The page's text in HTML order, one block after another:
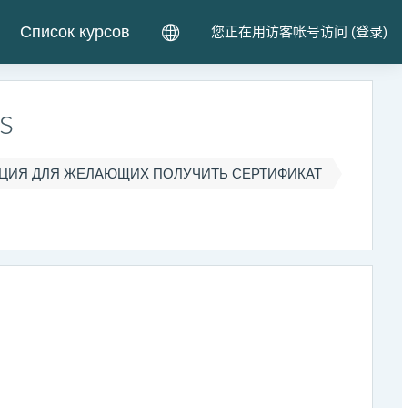
Список курсов 您正在用访客帐号访问 (登录)
ДЛЯ ЖЕЛАЮЩИХ ПОЛУЧИТЬ СЕРТИФИКАТ